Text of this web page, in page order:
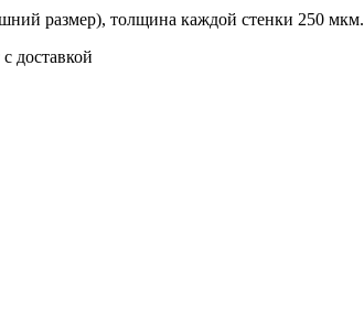
размер), толщина каждой стенки 250 мкм.
доставкой